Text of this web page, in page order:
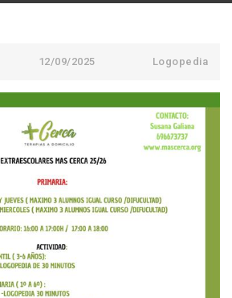
12/09/2025 Logopedia